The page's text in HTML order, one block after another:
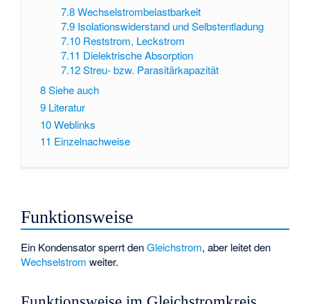
7.8 Wechselstrombelastbarkeit
7.9 Isolationswiderstand und Selbstentladung
7.10 Reststrom, Leckstrom
7.11 Dielektrische Absorption
7.12 Streu- bzw. Parasitärkapazität
8Siehe auch
9 Literatur
10Weblinks
11 Einzelnachweise
Funktionsweise
Ein Kondensator sperrt denGleichstrom, aber leitet den
Wechselstrom weiter.